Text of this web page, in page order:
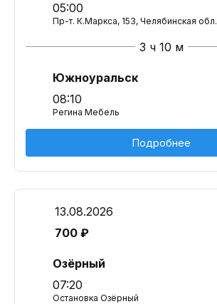
05:00
Пр-т. К.Маркса, 153, Челябинская обл.
3 ч 10 м
Южноуральск
08:10
Регина Мебель
Подробнее
13.08.2026
700 ₽
Озёрный
07:20
Остановка Озёрный